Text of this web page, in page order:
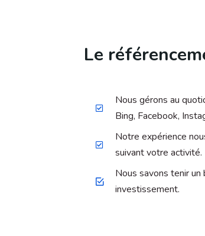
Le
Nous gérons au
Bing, Facebook,
Notre expérience
suivant votre activité.
Nous savons tenir
investissement.